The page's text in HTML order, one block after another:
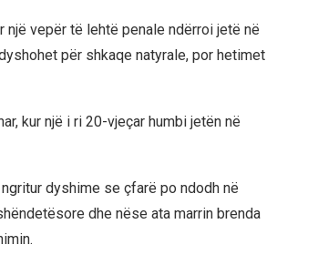
një vepër të lehtë penale ndërroi jetë në
për shkaqe natyrale, por hetimet
kur një i ri 20-vjeçar humbi jetën në
dyshime se çfarë po ndodh në
dhe nëse ata marrin brenda